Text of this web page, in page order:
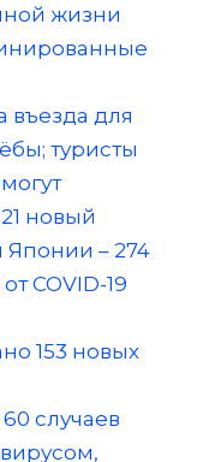
жизни
въезда для
туристы
новый
Японии – 274
COVID-19
153 новых
случаев